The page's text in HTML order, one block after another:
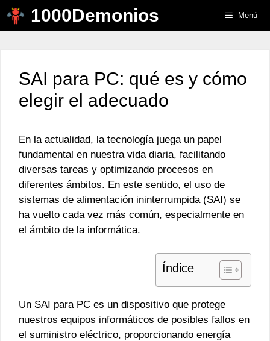
Saltar
1000Demonios Menú
SAI para PC: qué es y cómo
elegir el adecuado
En la actualidad, la tecnología juega un papel
fundamental en nuestra vida diaria, facilitando
diversas tareas y optimizando procesos en
diferentes ámbitos. En este sentido, el uso de
sistemas de alimentación ininterrumpida (SAI) se
ha vuelto cada vez más común, especialmente en
el ámbito de la informática.
Índice
Un SAI para PC es un dispositivo que protege
nuestros equipos informáticos de posibles fallos en
el suministro eléctrico, proporcionando energía